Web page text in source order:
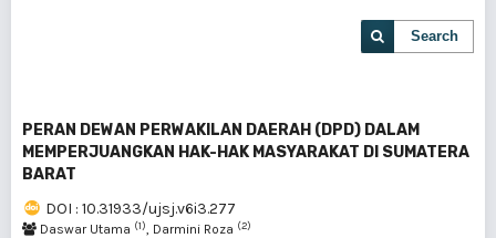
Search
PERAN DEWAN PERWAKILAN DAERAH (DPD) DALAM
MEMPERJUANGKAN HAK-HAK MASYARAKAT DI SUMATERA
BARAT
DOI : 10.31933/ujsj.v6i3.277
Daswar Utama (1), Darmini Roza (2)